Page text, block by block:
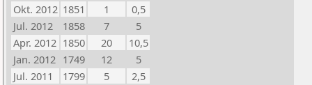
Okt. 2012 1851 1
0,5
Jul. 2012
1858 7
5
Apr. 2012 1850 20
10,5
Jan. 2012 1749 12
5
Jul. 2011
1799 5
2,5